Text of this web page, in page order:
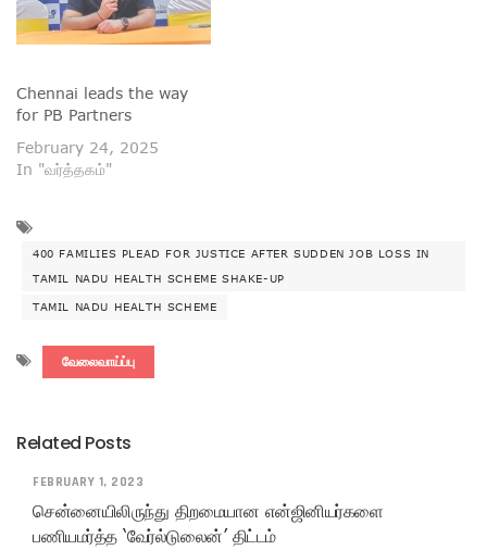
Chennai leads the way
for PB Partners
February 24, 2025
In "வர்த்தகம்"
400 FAMILIES PLEAD FOR JUSTICE AFTER SUDDEN JOB LOSS IN
TAMIL NADU HEALTH SCHEME SHAKE-UP
TAMIL NADU HEALTH SCHEME
வேலைவாய்ப்பு
Related Posts
FEBRUARY 1, 2023
சென்னையிலிருந்து திறமையான என்ஜினியர்களை
பணியமர்த்த ‘வேர்ல்டுலைன்’ திட்டம்